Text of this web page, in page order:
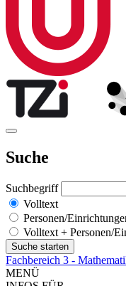
Suche
Suchbegriff
Volltext
Personen/
Volltext + Personen/
Fachbereich 3 -
MENÜ